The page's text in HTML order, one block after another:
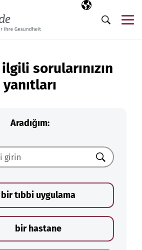
Seçili dil
TR
Arama
sorularınızın
yanıtları
Aradığım:
Ara
bir tıbbi uygulama
bir hastane